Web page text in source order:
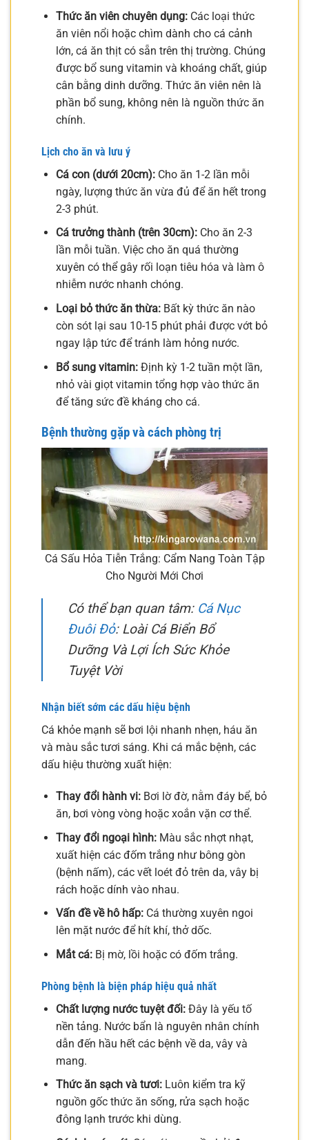
Thức ăn viên chuyên dụng:Các loại thức
ăn viên nổi hoặc chìm dành cho cá cảnh
lớn, cá ăn thịt có sẵn trên thị trường. Chúng
được bổ sung vitamin và khoáng chất, giúp
cân bằng dinh dưỡng. Thức ăn viên nên là
phần bổ sung, không nên là nguồn thức ăn
chính.
Lịch cho ăn và lưu ý
Cá con (dưới 20cm):Cho ăn 1-2 lần mỗi
ngày, lượng thức ăn vừa đủ để ăn hết trong
2-3 phút.
Cá trưởng thành (trên 30cm):Cho ăn 2-3
lần mỗi tuần. Việc cho ăn quá thường
xuyên có thể gây rối loạn tiêu hóa và làm ô
nhiễm nước nhanh chóng.
Loại bỏ thức ăn thừa:Bất kỳ thức ăn nào
còn sót lại sau 10-15 phút phải được vớt bỏ
ngay lập tức để tránh làm hỏng nước.
Bổ sung vitamin:Định kỳ 1-2 tuần một lần,
nhỏ vài giọt vitamin tổng hợp vào thức ăn
để tăng sức đề kháng cho cá.
Bệnh thường gặp và cách phòng trị
Cá Sấu Hỏa Tiễn Trắng: Cẩm Nang Toàn Tập
Cho Người Mới Chơi
Có thể bạn quan tâm: Cá Nục
Đuôi Đỏ: Loài Cá Biển Bổ
Dưỡng Và Lợi Ích Sức Khỏe
Tuyệt Vời
Nhận biết sớm các dấu hiệu bệnh
Cá khỏe mạnh sẽ bơi lội nhanh nhẹn, háu ăn
và màu sắc tươi sáng. Khi cá mắc bệnh, các
dấu hiệu thường xuất hiện:
Thay đổi hành vi:Bơi lờ đờ, nằm đáy bể, bỏ
ăn, bơi vòng vòng hoặc xoắn vặn cơ thể.
Thay đổi ngoại hình:Màu sắc nhợt nhạt,
xuất hiện các đốm trắng như bông gòn
(bệnh nấm), các vết loét đỏ trên da, vây bị
rách hoặc dính vào nhau.
Vấn đề về hô hấp:Cá thường xuyên ngoi
lên mặt nước để hít khí, thở dốc.
Mắt cá:Bị mờ, lồi hoặc có đốm trắng.
Phòng bệnh là biện pháp hiệu quả nhất
Chất lượng nước tuyệt đối:Đây là yếu tố
nền tảng. Nước bẩn là nguyên nhân chính
dẫn đến hầu hết các bệnh về da, vây và
mang.
Thức ăn sạch và tươi:Luôn kiểm tra kỹ
nguồn gốc thức ăn sống, rửa sạch hoặc
đông lạnh trước khi dùng.